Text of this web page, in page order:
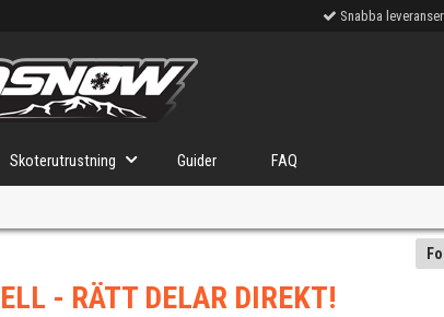
Snabba leveranser
Skoterutrustning Guider FAQ
- RÄTT DELAR DIREKT!